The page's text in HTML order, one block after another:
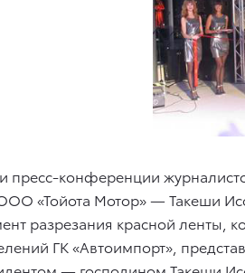
пресс-конференции
«Тойота Мотор» — Такеши
разрезания красной ленты,
ГК «Автоимпорт»,